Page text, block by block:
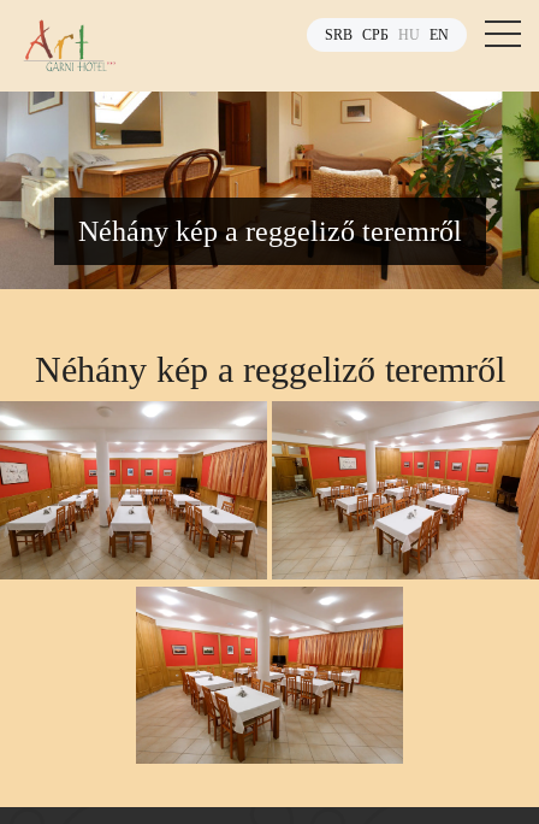
SRB СРБ HU EN
Néhány kép a reggeliző teremről
Néhány kép a reggeliző teremről
REGGELIZŐ REGGELIZŐ
REGGELIZŐ